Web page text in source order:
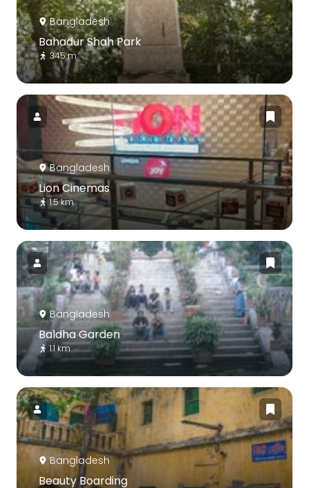
Bangladesh
Bahadur Shah Park
345 m
Bangladesh
Lion Cinemas
1.5 km
Bangladesh
Baldha Garden
1.1 km
Bangladesh
Beauty Boarding